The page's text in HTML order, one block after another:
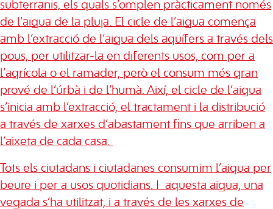
subterranis, els quals s’omplen pràcticament només
de l’aigua de la pluja. El cicle de l’aigua comença
amb l’extracció de l’aigua dels aqüífers a través dels
pous, per utilitzar-la en diferents usos, com per a
l’agrícola o el ramader, però el consum més gran
prové de l’úrbà i de l’humà. Així, el cicle de l’aigua
s’inicia amb l’extracció, el tractament i la distribució
a través de xarxes d’abastament fins que arriben a
l’aixeta de cada casa.
Tots els ciutadans i ciutadanes consumim l’aigua per
beure i per a usos quotidians. I
aquesta aigua, una
vegada s’ha utilitzat, i a través de les xarxes de